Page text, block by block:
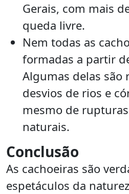
Gerais, com mais
queda livre.
Nem todas as
formadas a partir
Algumas delas são
desvios de rios e
mesmo de
naturais.
Conclusão
As cachoeiras são
espetáculos da